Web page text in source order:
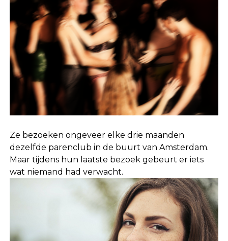
Ze bezoeken ongeveer elke drie maanden
dezelfde parenclub in de buurt van Amsterdam.
Maar tijdens hun laatste bezoek gebeurt er iets
wat niemand had verwacht.